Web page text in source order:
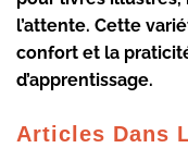
l’attente. Cette
confort et la
d’apprentissage.
Articles Dans